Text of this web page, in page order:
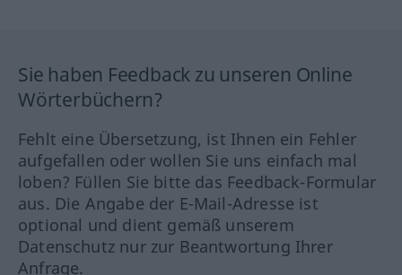
Sie haben Feedback zu unseren Online
Wörterbüchern?
Fehlt eine Übersetzung, ist Ihnen ein Fehler
aufgefallen oder wollen Sie uns einfach mal
loben? Füllen Sie bitte das Feedback-Formular
aus. Die Angabe der E-Mail-Adresse ist
optional und dient gemäß unserem
Datenschutz nur zur Beantwortung Ihrer
Anfrage.